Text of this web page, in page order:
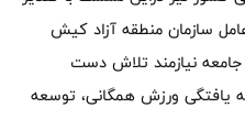
سازمان منطقه آزاد کیش
نیازمند تلاش دست
یافتگی ورزش همگانی، توسعه